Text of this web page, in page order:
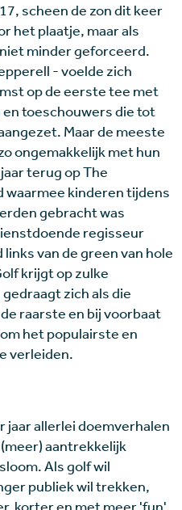
scheen de zon dit keer
het plaatje, maar als
minder geforceerd.
- voelde zich
op de eerste tee met
toeschouwers die tot
Maar de meeste
ongemakkelijk met hun
terug op The
kinderen tijdens
gebracht was
regisseur
links van de green van hole
krijgt op zulke
zich als die
raarste en bij voorbaat
het populairste en
verleiden.
jaar allerlei doemverhalen
aantrekkelijk
Als golf wil
publiek wil trekken,
korter en met meer 'fun'